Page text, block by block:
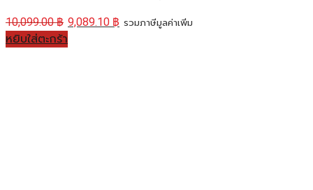
10,099.00฿ 9,089.10 ฿ รวมภาษีมูลค่าเพิ่ม
หยิบใส่ตะกร้า